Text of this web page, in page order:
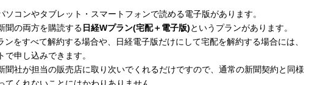
ソコンやタブレット・スマートフォンで読める電子版があります。
聞の両方を購読する 日経Wプラン(宅配＋電子版)というプランがあります。
ンをすべて解約する場合や、日経電子版だけにして宅配を解約する場合には、
で申し込みできます。
聞社が担当の販売店に取り次いでくれるだけですので、通常の新聞契約と同様